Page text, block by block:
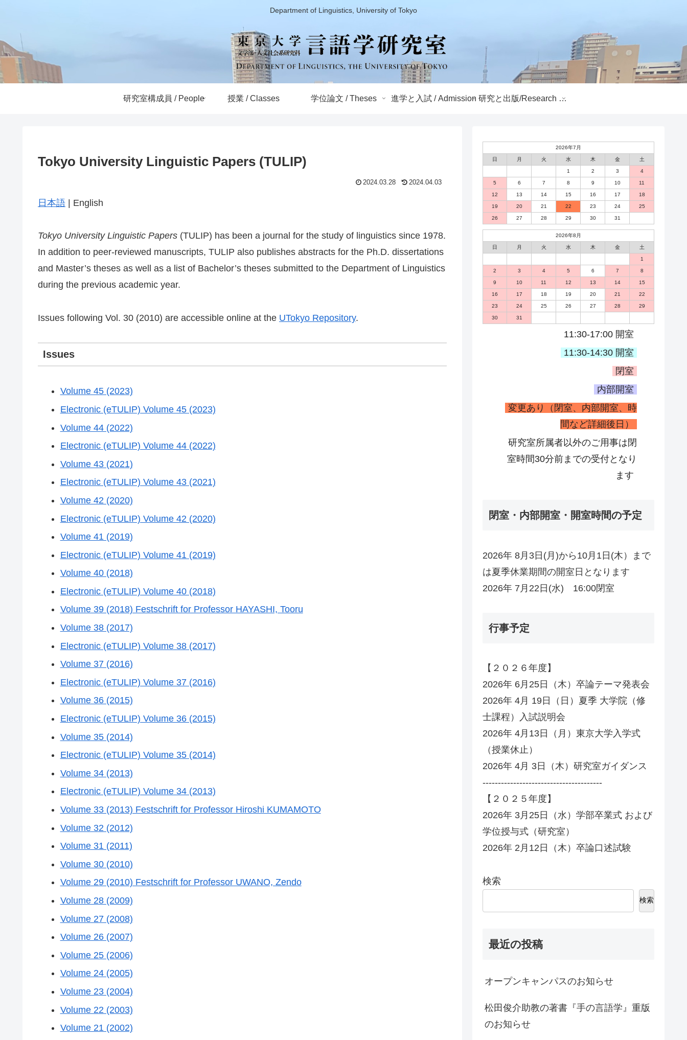
Department of Linguistics, University of Tokyo
研究室構成員 / People 授業 / Classes 学位論文 / Theses 進学と入試 / Admission 研究と出版/Research and Publications
Tokyo University Linguistic Papers (TULIP)
2024.03.28 2024.04.03
日本語 | English
Tokyo University Linguistic Papers (TULIP) has been a journal for the study of linguistics since 1978.
In addition to peer-reviewed manuscripts, TULIP also publishes abstracts for the Ph.D. dissertations
and Master’s theses as well as a list of Bachelor’s theses submitted to the Department of Linguistics
during the previous academic year.
Issues following Vol. 30 (2010) are accessible online at the UTokyo Repository.
Issues
Volume 45 (2023)
Electronic (eTULIP) Volume 45 (2023)
Volume 44 (2022)
Electronic (eTULIP) Volume 44 (2022)
Volume 43 (2021)
Electronic (eTULIP) Volume 43 (2021)
Volume 42 (2020)
Electronic (eTULIP) Volume 42 (2020)
Volume 41 (2019)
Electronic (eTULIP) Volume 41 (2019)
Volume 40 (2018)
Electronic (eTULIP) Volume 40 (2018)
Volume 39 (2018) Festschrift for Professor HAYASHI, Tooru
Volume 38 (2017)
Electronic (eTULIP) Volume 38 (2017)
Volume 37 (2016)
Electronic (eTULIP) Volume 37 (2016)
Volume 36 (2015)
Electronic (eTULIP) Volume 36 (2015)
Volume 35 (2014)
Electronic (eTULIP) Volume 35 (2014)
Volume 34 (2013)
Electronic (eTULIP) Volume 34 (2013)
Volume 33 (2013) Festschrift for Professor Hiroshi KUMAMOTO
Volume 32 (2012)
Volume 31 (2011)
Volume 30 (2010)
Volume 29 (2010) Festschrift for Professor UWANO, Zendo
Volume 28 (2009)
Volume 27 (2008)
Volume 26 (2007)
Volume 25 (2006)
Volume 24 (2005)
Volume 23 (2004)
Volume 22 (2003)
Volume 21 (2002)
2026年7月
日 月 火 水 木 金 土
1 2 3 4
5 6 7 8 9 10 11
12 13 14 15 16 17 18
19 20 21 22 23 24 25
26 27 28 29 30 31
2026年8月
日 月 火 水 木 金 土
1
2 3 4 5 6 7 8
9 10 11 12 13 14 15
16 17 18 19 20 21 22
23 24 25 26 27 28 29
30 31
11:30-17:00 開室
11:30-14:30 開室
閉室
内部開室
変更あり（閉室、内部開室、時
間など詳細後日）
研究室所属者以外のご用事は閉
室時間30分前までの受付となり
ます
閉室・内部開室・開室時間の予定
2026年 8月3日(月)から10月1日(木）まで
は夏季休業期間の開室日となります
2026年 7月22日(水) 16:00閉室
行事予定
【２０２６年度】
2026年 6月25日（木）卒論テーマ発表会
2026年 4月 19日（日）夏季 大学院（修
士課程）入試説明会
2026年 4月13日（月）東京大学入学式
（授業休止）
2026年 4月 3日（木）研究室ガイダンス
---------------------------------------
【２０２５年度】
2026年 3月25日（水）学部卒業式 および
学位授与式（研究室）
2026年 2月12日（木）卒論口述試験
検索
検索
最近の投稿
オープンキャンパスのお知らせ
松田俊介助教の著書『手の言語学』重版
のお知らせ